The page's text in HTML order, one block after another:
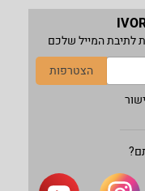
לתיבת המייל שלכם
הצטרפות